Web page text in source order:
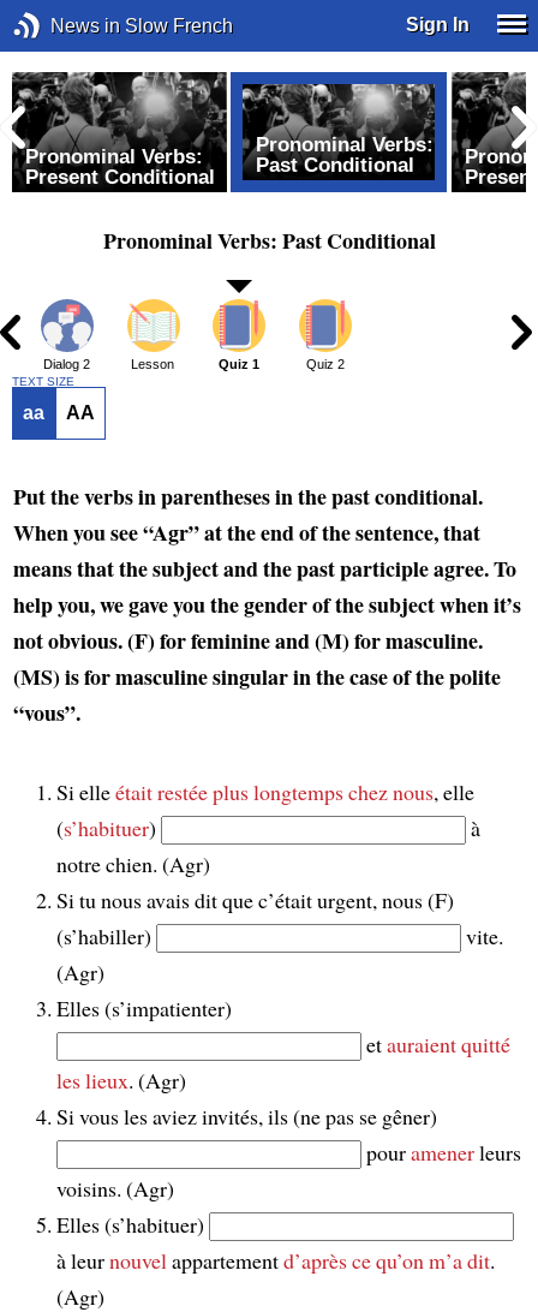
News in Slow French Sign In
Pronominal Verbs:
Present Conditional
Pronominal Verbs:
Past Conditional
Pronominal Verbs: Past Conditional
Dialog 2 Lesson Quiz 1 Quiz 2
TEXT SIZE
aa AA
Put the verbs in parentheses in the past conditional.
When you see “Agr” at the end of the sentence, that
means that the subject and the past participle agree. To
help you, we gave you the gender of the subject when it’s
not obvious. (F) for feminine and (M) for masculine.
(MS) is for masculine singular in the case of the polite
“vous”.
Si elleétait restée plus longtemps chez nous, elle
(s’habituer)
à
notre chien. (Agr)
Si tu nous avais dit que c’était urgent, nous (F)
(s’habiller)
vite.
(Agr)
Elles (s’impatienter)
etauraient quitté
les lieux. (Agr)
Si vous les aviez invités, ils (ne pas se gêner)
pouramenerleurs
voisins. (Agr)
Elles (s’habituer)
à leurnouvel appartementd’après ce qu’on m’a dit.
(Agr)